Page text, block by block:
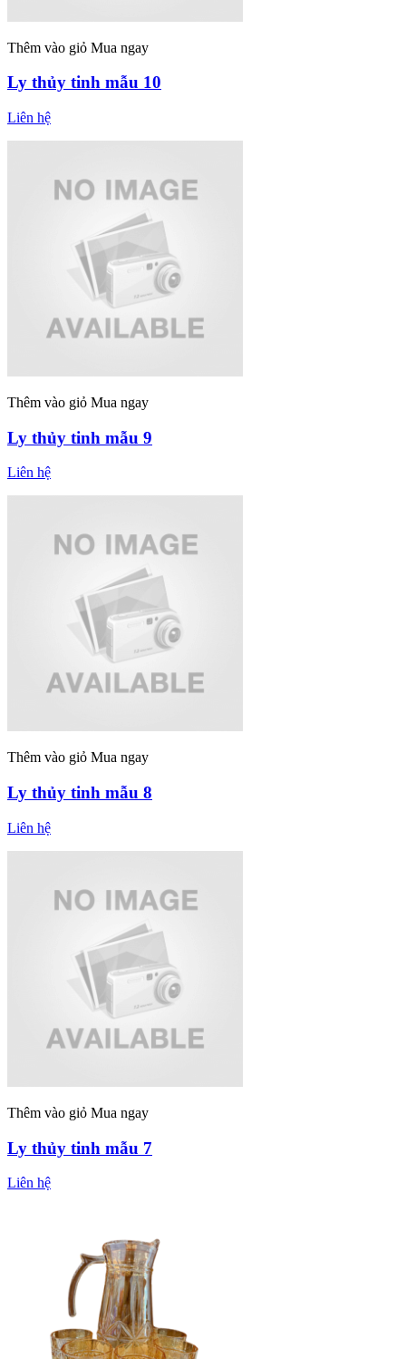
Thêm vào giỏ Mua ngay
Ly thủy tinh mẫu 10
Liên hệ
Thêm vào giỏ Mua ngay
Ly thủy tinh mẫu 9
Liên hệ
Thêm vào giỏ Mua ngay
Ly thủy tinh mẫu 8
Liên hệ
Thêm vào giỏ Mua ngay
Ly thủy tinh mẫu 7
Liên hệ